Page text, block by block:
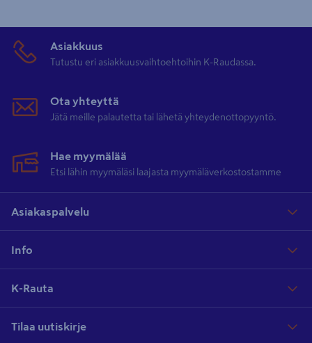
Asiakkuus
Tutustu eri asiakkuusvaihtoehtoihin K-Raudassa.
Ota yhteyttä
Jätä meille palautetta tai lähetä yhteydenottopyyntö.
Hae myymälää
Etsi lähin myymäläsi laajasta myymäläverkostostamme
Asiakaspalvelu
Info
K-Rauta
Tilaa uutiskirje